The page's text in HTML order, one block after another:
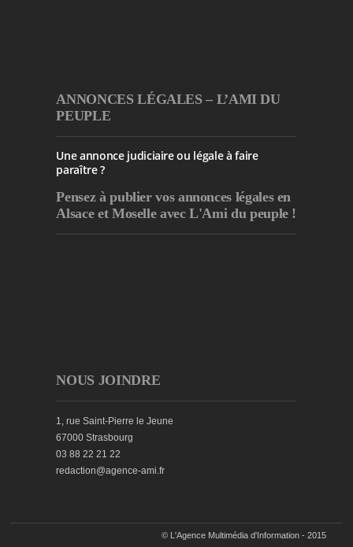
ANNONCES LÉGALES – L’AMI DU
PEUPLE
Une annonce judiciaire ou légale à faire
paraître ?
Pensez à publiervos annonces légales en
Alsace et Moselle avec L'Ami du peuple !
NOUS JOINDRE
1, rue Saint-Pierre le Jeune
67000 Strasbourg
03 88 22 21 22
redaction@agence-ami.fr
© L'Agence Multimédia d'Information - 2015